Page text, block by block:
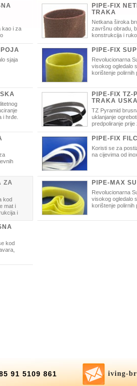
kao i za
PIPE-FIX
TRAKA
Netkana široka
završnu obradu,
konstrukcija i
sjaja
PIPE-FIX
Revolucionarna
visokog ogledalo
korištenje polirnih
i hrđe.
PIPE-FIX TZ-
TRAKA USKA
TZ Pyramid
uklanjanje
predpoliranje
PIPE-FIX
Koristi se za
na cijevima od
ZA
kod
mat i
i
PIPE-MAX
Revolucionarna
visokog ogledalo
korištenje polirnih
kod
91 5109 861 iving-